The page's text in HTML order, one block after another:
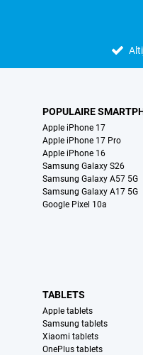
POPULAIRE
Apple iPhone 17
Apple iPhone 17 Pro
Apple iPhone 16
Samsung Galaxy S26
Samsung Galaxy A57 5G
Samsung Galaxy A17 5G
Google Pixel 10a
TABLETS
Apple tablets
Samsung tablets
Xiaomi tablets
OnePlus tablets